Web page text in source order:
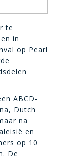
te
in
op Pearl
ABCD-
Dutch
na
en
op 10
De